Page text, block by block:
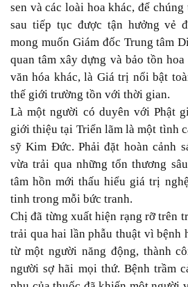
sen và các loài hoa khác, để
sau tiếp tục được tận hưởng vẻ
mong muốn Giám đốc Trung tâm
quan tâm xây dựng và bảo tồn
văn hóa khác, là Giá trị nổi bật
thế giới trường tồn với thời gian.
Là một người có duyên với Phật
giới thiệu tại Triển lãm là một tình
sỹ Kim Đức. Phải đặt hoàn cảnh
vừa trải qua những tổn thương
tâm hồn mới thấu hiểu giá trị
tinh trong mỗi bức tranh.
Chị đã từng xuất hiện rạng rỡ trên
trải qua hai lần phẫu thuật vì bệnh
từ một người năng động, thành
người sợ hãi mọi thứ. Bệnh trầm